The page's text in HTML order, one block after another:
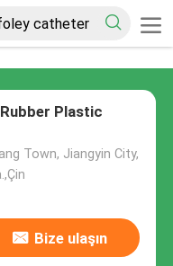
Plastic
Town, Jiangyin City,
Bize ulaşın